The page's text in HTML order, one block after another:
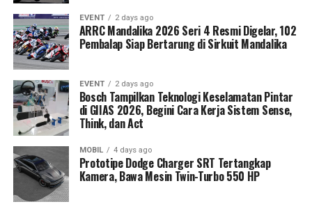
EVENT 2 days ago
ARRC Mandalika 2026 Seri 4 Resmi Digelar, 102
Pembalap Siap Bertarung di Sirkuit Mandalika
EVENT 2 days ago
Bosch Tampilkan Teknologi Keselamatan Pintar
di GIIAS 2026, Begini Cara Kerja Sistem Sense,
Think, dan Act
MOBIL 4 days ago
Prototipe Dodge Charger SRT Tertangkap
Kamera, Bawa Mesin Twin-Turbo 550 HP